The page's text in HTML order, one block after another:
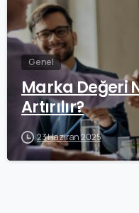
Genel
Marka Değeri
Artırılır?
23 Haziran 2025